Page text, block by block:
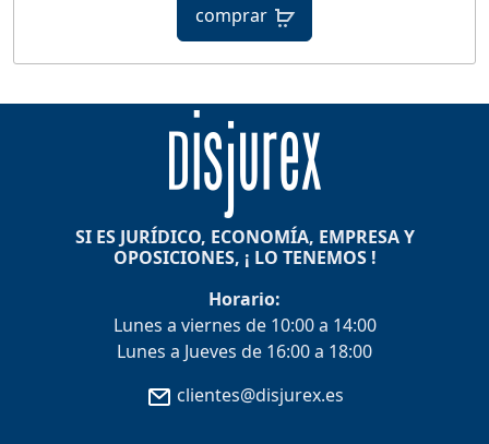
comprar
SI ES JURÍDICO, ECONOMÍA, EMPRESA Y
OPOSICIONES, ¡ LO TENEMOS !
Horario:
Lunes a viernes de 10:00 a 14:00
Lunes a Jueves de 16:00 a 18:00
clientes@disjurex.es